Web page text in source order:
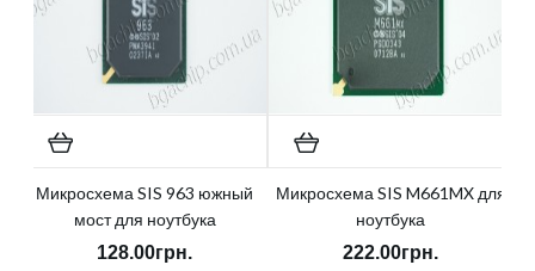
Микросхема SIS 963 южный
мост для ноутбука
128.00грн.
Микросхема SIS M661MX для
ноутбука
222.00грн.